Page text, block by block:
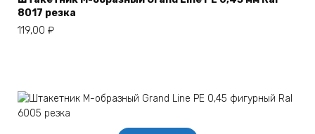
8017 резка
119,00 ₽